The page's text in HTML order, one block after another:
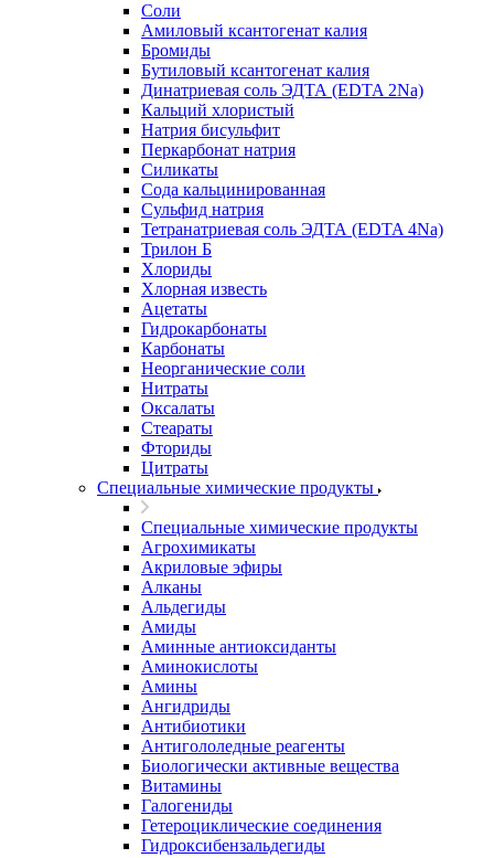
Соли
Амиловый ксантогенат калия
Бромиды
Бутиловый ксантогенат калия
Динатриевая соль ЭДТА (EDTA 2Na)
Кальций хлористый
Натрия бисульфит
Перкарбонат натрия
Силикаты
Сода кальцинированная
Сульфид натрия
Тетранатриевая соль ЭДТА (EDTA 4Na)
Трилон Б
Хлориды
Хлорная известь
Ацетаты
Гидрокарбонаты
Карбонаты
Неорганические соли
Нитраты
Оксалаты
Стеараты
Фториды
Цитраты
Специальные химические продукты
Специальные химические продукты
Агрохимикаты
Акриловые эфиры
Алканы
Альдегиды
Амиды
Аминные антиоксиданты
Аминокислоты
Амины
Ангидриды
Антибиотики
Антигололедные реагенты
Биологически активные вещества
Витамины
Галогениды
Гетероциклические соединения
Гидроксибензальдегиды